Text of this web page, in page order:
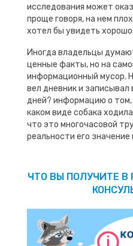
исследования может
проще говоря, на нем
хотел бы увидеть хорошо.
Иногда владельцы
ценные факты, но на
информационный мусор.
вел дневник и
дней? информацию о том,
каком виде собака
что это многочасовой
реальности его значение
ЧТО ВЫ ПОЛУЧИТЕ В